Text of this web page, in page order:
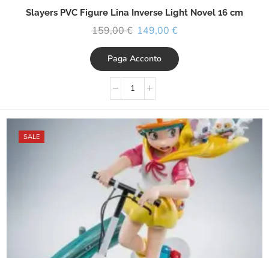
Slayers PVC Figure Lina Inverse Light Novel 16 cm
159,00€ 149,00 €
Paga Acconto
SALE